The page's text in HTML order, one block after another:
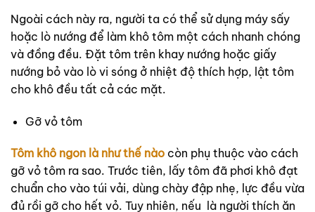
Ngoài cách này ra, người ta có thể sử dụng máy sấy
hoặc lò nướng để làm khô tôm một cách nhanh chóng
và đồng đều. Đặt tôm trên khay nướng hoặc giấy
nướng bỏ vào lò vi sóng ở nhiệt độ thích hợp, lật tôm
cho khô đều tất cả các mặt.
Gỡ vỏ tôm
Tôm khô ngon là như thế nào còn phụ thuộc vào cách
gỡ vỏ tôm ra sao. Trước tiên, lấy tôm đã phơi khô đạt
chuẩn cho vào túi vải, dùng chày đập nhẹ, lực đều vừa
đủ rồi gỡ cho hết vỏ. Tuy nhiên, nếu là người thích ăn